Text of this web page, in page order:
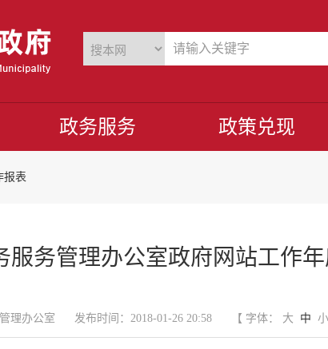
政务服务 政策兑现
报表
务管理办公室政府网站工作年
理办公室 发布时间：2018-01-26 20:58 【 字体： 大 中 小